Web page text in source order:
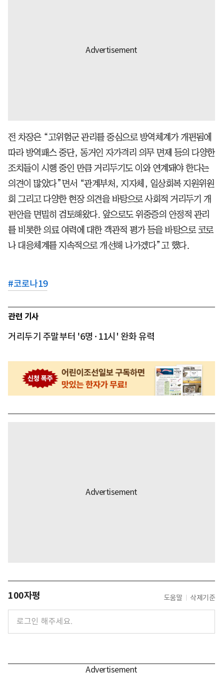
전 차장은 “고위험군 관리를 중심으로 방역체계가 개편됨에
따라 방역패스 중단, 동거인 자가격리 의무 면제 등의 다양한
조치들이 시행 중인 만큼 거리두기도 이와 연계돼야 한다는
의견이 많았다”면서 “관계부처, 지자체, 일상회복 지원위원
회 그리고 다양한 현장 의견을 바탕으로 사회적 거리두기 개
편안을 면밀히 검토해왔다. 앞으로도 위중증의 안정적 관리
를 비롯한 의료 여력에 대한 객관적 평가 등을 바탕으로 코로
나 대응체계를 지속적으로 개선해 나가겠다”고 했다.
#코로나19
관련 기사
거리두기 주말부터 '6명·11시' 완화 유력
100자평 도움말 삭제기준